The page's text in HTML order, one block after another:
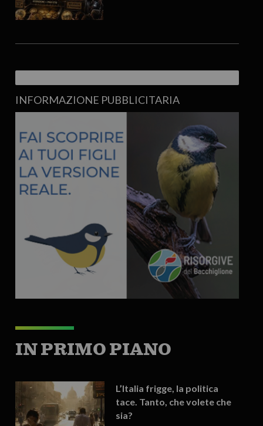
INFORMAZIONE PUBBLICITARIA
IN PRIMO PIANO
L’Italia frigge, la politica
tace. Tanto, che volete che
sia?